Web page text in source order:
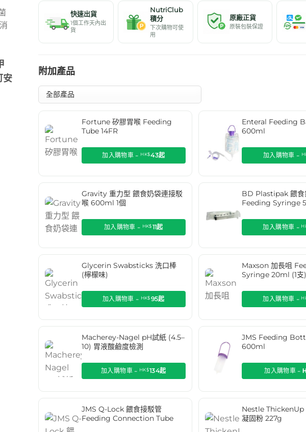
安
快速出貨
1個工作天內出
貨
NutriClub
積分
下次購物可使
用
原廠正貨
原裝包裝保證
附加產品
Fortune 矽膠胃喉 Feeding
Tube 14FR
加入購物車 - HK$43起
Enteral Feeding
600ml
加入購物車 -
Gravity 重力型 餵食奶袋連接駁
喉 600ml 1個
加入購物車 - HK$11起
BD Plastipak 餵食
Feeding Syringe
加入購物車 -
Glycerin Swabsticks 洗口棒
(檸檬味)
加入購物車 - HK$95起
Maxson 加長咀
Syringe 20ml (1支)
加入購物車 -
Macherey-Nagel pH試紙 (4.5–
10) 胃液酸鹼度檢測
加入購物車 - HK$134起
JMS Feeding
600ml
加入購物車 -
JMS Q-Lock 餵食接駁管
Feeding Connection Tube
Nestle ThickenUp
凝固粉 227g